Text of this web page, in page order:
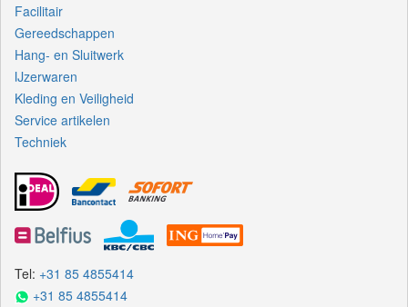
Facilitair
Gereedschappen
Hang- en Sluitwerk
IJzerwaren
Kleding en Veiligheid
Service artikelen
Techniek
Tel: +31 85 4855414
+31 85 4855414